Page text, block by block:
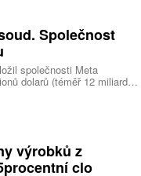
Společnost
společnosti Meta
dolarů (téměř 12 miliard
a Instagram působí
ověřování věku.
výrobků z
clo